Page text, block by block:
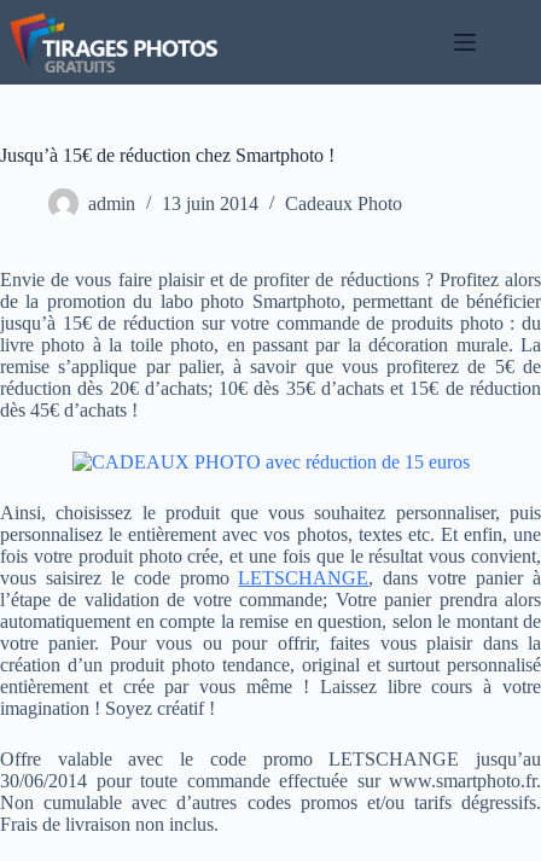
Passer
au
contenu
Jusqu’à 15€ de réduction chez Smartphoto !
admin 13 juin 2014 Cadeaux Photo
Envie de vous faire plaisir et de profiter de réductions ? Profitez alors
de la promotion du labo photo Smartphoto, permettant de bénéficier
jusqu’à 15€ de réduction sur votre commande de produits photo : du
livre photo à la toile photo, en passant par la décoration murale. La
remise s’applique par palier, à savoir que vous profiterez de 5€ de
réduction dès 20€ d’achats; 10€ dès 35€ d’achats et 15€ de réduction
dès 45€ d’achats !
Ainsi, choisissez le produit que vous souhaitez personnaliser, puis
personnalisez le entièrement avec vos photos, textes etc. Et enfin, une
fois votre produit photo crée, et une fois que le résultat vous convient,
vous saisirez le code promoLETSCHANGE, dans votre panier à
l’étape de validation de votre commande; Votre panier prendra alors
automatiquement en compte la remise en question, selon le montant de
votre panier. Pour vous ou pour offrir, faites vous plaisir dans la
création d’un produit photo tendance, original et surtout personnalisé
entièrement et crée par vous même ! Laissez libre cours à votre
imagination ! Soyez créatif !
Offre valable avec le code promo LETSCHANGE jusqu’au
30/06/2014 pour toute commande effectuée sur www.smartphoto.fr.
Non cumulable avec d’autres codes promos et/ou tarifs dégressifs.
Frais de livraison non inclus.